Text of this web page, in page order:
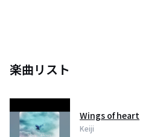
楽曲リスト
Wings of heart
Keiji